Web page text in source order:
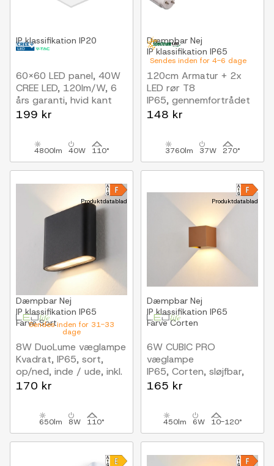
IP klassifikation IP20
60x60 LED panel, 40W
CREE LED, 120lm/W, 6
års garanti, hvid kant
199 kr
4800lm 40W 110°
Sendes inden for 4-6 dage
Dæmpbar Nej
IP klassifikation IP65
120cm Armatur + 2x
LED rør T8
IP65, gennemfortrådet
148 kr
3760lm 37W 270°
Produktdatablad
Sendes inden for 31-33
dage
Dæmpbar Nej
IP klassifikation IP65
FarveSort
8W DuoLume væglampe
Kvadrat, IP65, sort,
op/ned, inde / ude, inkl.
lyskilde
170 kr
650lm 8W 110°
Produktdatablad
Dæmpbar Nej
IP klassifikation IP65
FarveCorten
6W CUBIC PRO
væglampe
IP65, Corten, sløjfbar,
justerbar, firkantet,
165 kr
450lm 6W 10-120°